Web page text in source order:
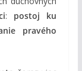
: postoj ku
pravého